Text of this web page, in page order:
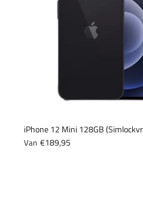
iPhone 12 Mini 128GB
Van €189,95